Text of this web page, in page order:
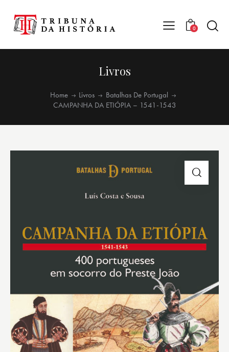
0
Livros
Home Livros
Batalhas De Portugal
CAMPANHA DA ETIÓPIA – 1541-1543